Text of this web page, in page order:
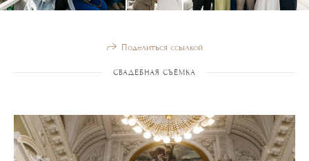
Поделиться ссылкой
СВАДЕБНАЯ СЪЁМКА